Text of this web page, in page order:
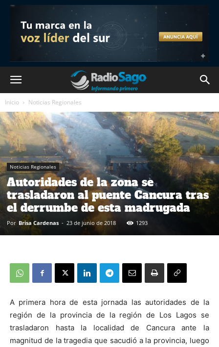
Inicio Noticias Regionales
Noticias Regionales
Autoridades de la zona se
trasladaron al puente Cancura tras
el derrumbe de esta madrugada
Por Brisa Cardenas - 23 de junio de 2018 1293
A primera hora de esta jornada las autoridades de la
región de la provincia de la región de Los Lagos se
trasladaron hasta la localidad de Cancura ante la
magnitud de la tragedia que sacudió a la provincia, luego